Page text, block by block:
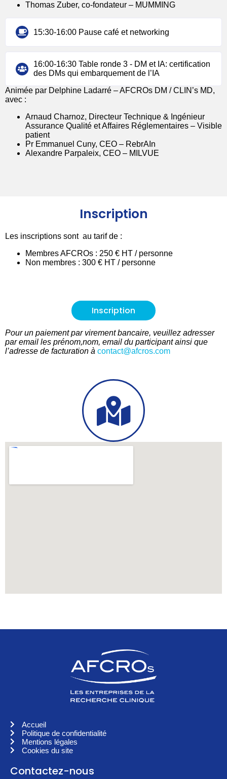
Thomas Zuber, co-fondateur – MUMMING
15:30-16:00 Pause café et networking
16:00-16:30 Table ronde 3 - DM et IA: certification
des DMs qui embarquement de l’IA
Animée par Delphine Ladarré – AFCROs DM / CLIN’s MD,
avec :
Arnaud Charnoz, Directeur Technique & Ingénieur
Assurance Qualité et Affaires Réglementaires – Visible
patient
Pr Emmanuel Cuny, CEO – RebrAIn
Alexandre Parpaleix, CEO – MILVUE
Inscription
Les inscriptions sont au tarif de :
Membres AFCROs : 250 € HT / personne
Non membres : 300 € HT / personne
Inscription
Pour un paiement par virement bancaire, veuillez adresser
par email les prénom,nom, email du participant ainsi que
l’adresse de facturation à contact@afcros.com
Accueil
Politique de confidentialité
Mentions légales
Cookies du site
Contactez-nous